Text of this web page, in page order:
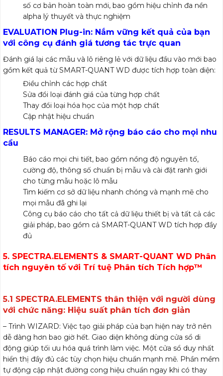
số cơ bản hoàn toàn mới, bao gồm hiệu chỉnh đa nền
alpha lý thuyết và thực nghiệm
EVALUATION Plug-in: Nắm vững kết quả của bạn
với công cụ đánh giá tương tác trực quan
Đánh giá lại các mẫu và lô riêng lẻ với dữ liệu đầu vào mới bao
gồm kết quả từ SMART-QUANT WD được tích hợp toàn diện:
Điều chỉnh các hợp chất
Sửa đổi loại đánh giá của từng hợp chất
Thay đổi loại hóa học của một hợp chất
Cập nhật hiệu chuẩn
RESULTS MANAGER: Mở rộng báo cáo cho mọi nhu
cầu
Báo cáo mọi chi tiết, bao gồm nồng độ nguyên tố,
cường độ, thông số chuẩn bị mẫu và cài đặt ranh giới
cho từng mẫu hoặc lô mẫu
Tìm kiếm cơ sở dữ liệu nhanh chóng và mạnh mẽ cho
mọi mẫu đã ghi lại
Công cụ báo cáo cho tất cả dữ liệu thiết bị và tất cả các
giải pháp, bao gồm cả SMART-QUANT WD tích hợp đầy
đủ
5. SPECTRA.ELEMENTS & SMART-QUANT WD Phân
tích nguyên tố với Trí tuệ Phân tích Tích hợp™
5.1 SPECTRA.ELEMENTS thân thiện với người dùng
với chức năng: Hiệu suất phân tích đơn giản
– Trình WIZARD: Việc tạo giải pháp của bạn hiện nay trở nên
dễ dàng hơn bao giờ hết. Giao diện không dùng cửa sổ di
động giúp tối ưu hóa quá trình làm việc. Một cửa sổ duy nhất
hiển thị đầy đủ các tùy chọn hiệu chuẩn mạnh mẽ. Phần mềm
tự động cập nhật đường cong hiệu chuẩn ngay khi có thay